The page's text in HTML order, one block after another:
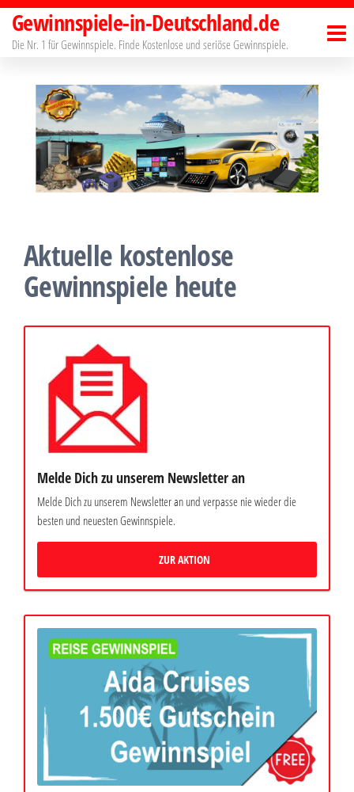
Zum
InhaltGewinnspiele-in-Deutschland.de
Die Nr. 1 für Gewinnspiele. Finde Kostenlose und seriöse Gewinnspiele.
Aktuelle kostenlose
Gewinnspiele heute
Melde Dich zu unserem Newsletter an
Melde Dich zu unserem Newsletter an und verpasse nie wieder die
besten und neuesten Gewinnspiele.
ZUR AKTION